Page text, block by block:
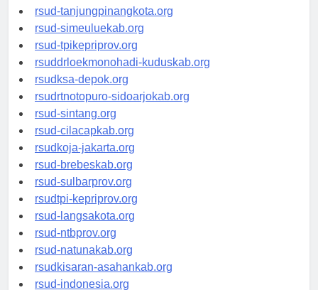
rsud-kotabogor.org
rsud-tanjungpinangkota.org
rsud-simeuluekab.org
rsud-tpikepriprov.org
rsuddrloekmonohadi-kuduskab.org
rsudksa-depok.org
rsudrtnotopuro-sidoarjokab.org
rsud-sintang.org
rsud-cilacapkab.org
rsudkoja-jakarta.org
rsud-brebeskab.org
rsud-sulbarprov.org
rsudtpi-kepriprov.org
rsud-langsakota.org
rsud-ntbprov.org
rsud-natunakab.org
rsudkisaran-asahankab.org